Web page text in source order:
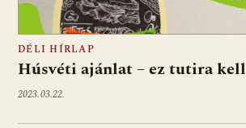
DÉLI HÍRLAP
Húsvéti ajánlat – ez tutira kell
2023.03.22.